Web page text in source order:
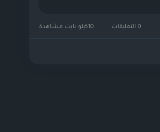
0 التعليقات